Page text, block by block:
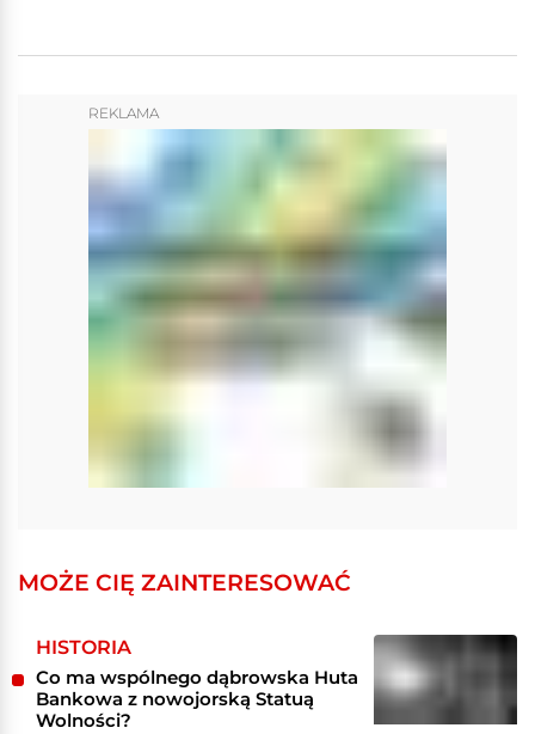
REKLAMA
MOŻE CIĘ ZAINTERESOWAĆ
HISTORIA
Co ma wspólnego dąbrowska Huta
Bankowa z nowojorską Statuą
Wolności?